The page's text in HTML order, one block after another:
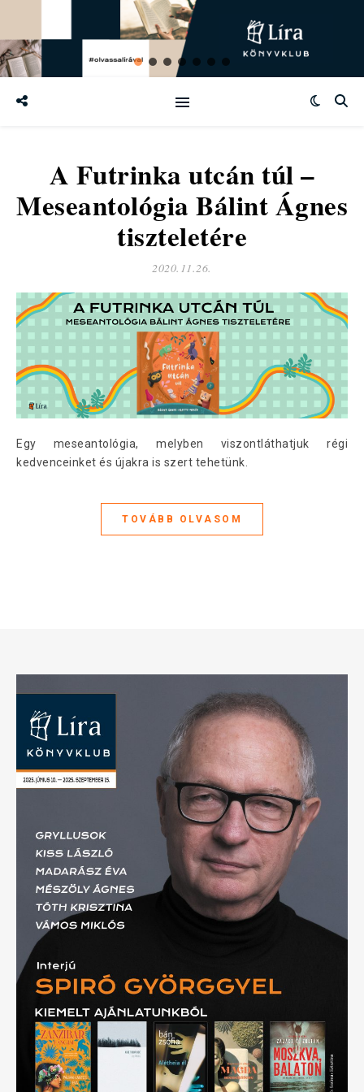
A Futrinka utcán túl –
Meseantológia Bálint Ágnes
tiszteletére
2020.11.26.
Egy meseantológia, melyben viszontláthatjuk régi
kedvenceinket és újakra is szert tehetünk.
TOVÁBB OLVASOM